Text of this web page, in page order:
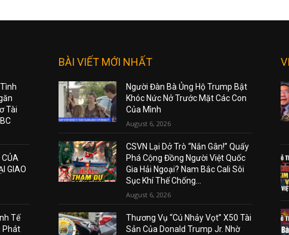
Tài
CỦA
GIAO
Tế
Phát
BÀI VIẾT MỚI NHẤT
Người Đàn Bà Ủng Hộ Trump Bật
Khóc Nức Nở Trước Mặt Các Con
Của Mình
August 6, 2026
CSVN Lại Dở Trò “Nắn Gân!” Quấy
Phá Cộng Đồng Người Việt Quốc
Gia Hải Ngoại? Nam Bắc Cali Sôi
Sục Khí Thế Chống...
August 6, 2026
Thương Vụ “Cú Nhảy Vọt” X50 Tài
Sản Của Donald Trump Jr. Nhờ